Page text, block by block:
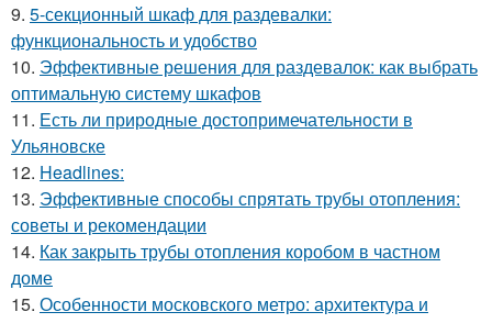
9. 5-секционный шкаф для раздевалки:
функциональность и удобство
10. Эффективные решения для раздевалок: как выбрать
оптимальную систему шкафов
11. Есть ли природные достопримечательности в
Ульяновске
12. Headlines:
13. Эффективные способы спрятать трубы отопления:
советы и рекомендации
14. Как закрыть трубы отопления коробом в частном
доме
15. Особенности московского метро: архитектура и